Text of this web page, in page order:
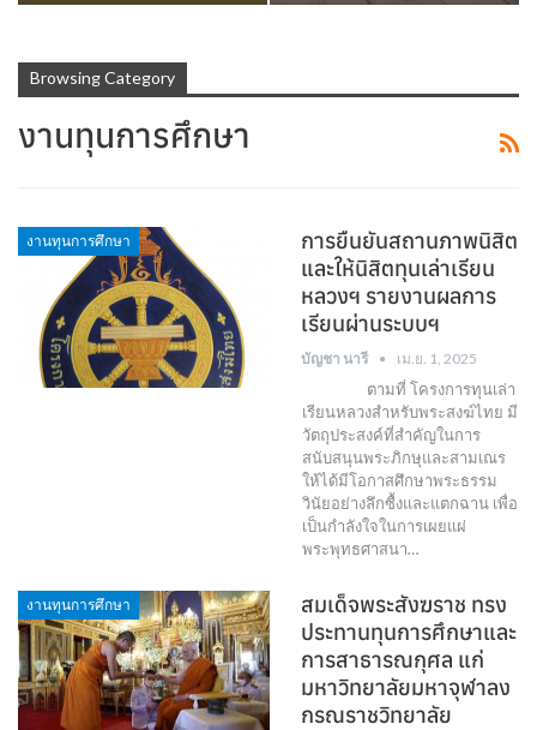
Browsing Category
งานทุนการศึกษา
งานทุนการศึกษา
การยืนยันสถานภาพนิสิต
และให้นิสิตทุนเล่าเรียน
หลวงฯ รายงานผลการ
เรียนผ่านระบบฯ
บัญชา นารี เม.ย. 1, 2025
ตามที่ โครงการทุนเล่า
เรียนหลวงสำหรับพระสงฆ์ไทย มี
วัตถุประสงค์ที่สำคัญในการ
สนับสนุนพระภิกษุและสามเณร
ให้ได้มีโอกาสศึกษาพระธรรม
วินัยอย่างลึกซื้งและแตกฉาน เพื่อ
เป็นกำลังใจในการเผยแผ่
พระพุทธศาสนา…
งานทุนการศึกษา
สมเด็จพระสังฆราช ทรง
ประทานทุนการศึกษาและ
การสาธารณกุศล แก่
มหาวิทยาลัยมหาจุฬาลง
กรณราชวิทยาลัย